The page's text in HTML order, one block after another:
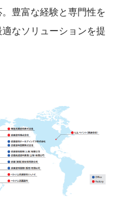
豊富な経験と専門性を
なソリューションを提